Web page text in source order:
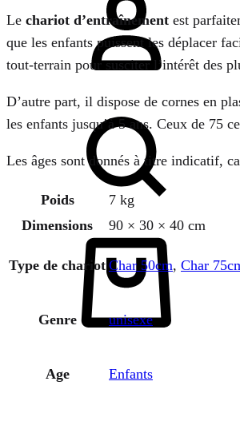
Chercher
Le chariot d’entraînement est
que les enfants puissent les déplacer
tout-terrain pour susciter l’intérêt des
D’autre part, il dispose de cornes en
les enfants jusqu’à 5 ans. Ceux de 75
Les âges sont donnés à titre indicatif,
Poids
7 kg
Dimensions
90 × 30 × 40 cm
Type de chariot Char 50cm, Char
Genre unisexe
Age Enfants